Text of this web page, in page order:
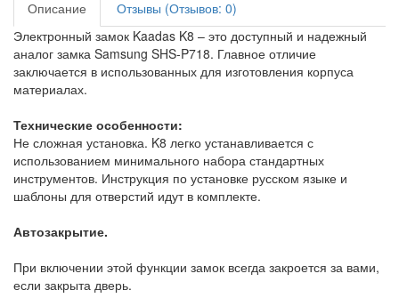
Описание
Отзывы (Отзывов: 0)
Электронный замок Kaadas K8 – это доступный и надежный
аналог замка Samsung SHS-P718. Главное отличие
заключается в использованных для изготовления корпуса
материалах.
Технические особенности:
Не сложная установка. K8 легко устанавливается с
использованием минимального набора стандартных
инструментов. Инструкция по установке русском языке и
шаблоны для отверстий идут в комплекте.
Автозакрытие.
При включении этой функции замок всегда закроется за вами,
если закрыта дверь.